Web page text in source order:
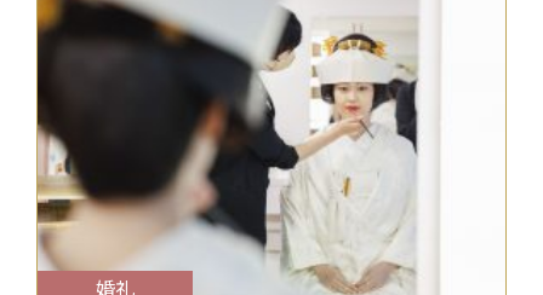
$target_date
婚礼